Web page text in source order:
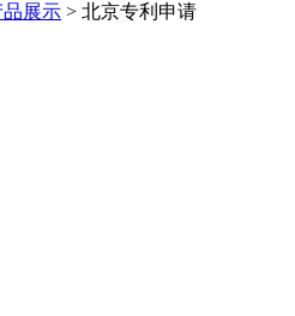
品展示 > 北京专利申请